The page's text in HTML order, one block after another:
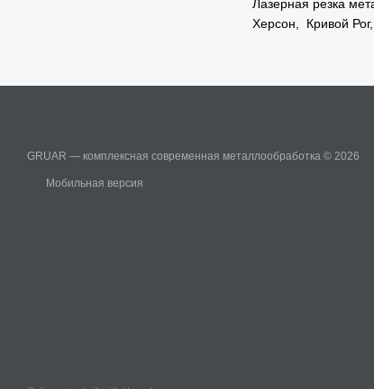
Лазерная резка
Херсон
Кривой Рог,
GRUAR — комплексная современная металлообработка © 2026
Мобильная версия